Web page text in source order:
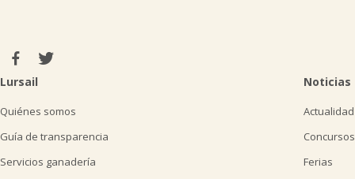
Lursail
Quiénes somos
Guía de transparencia
Servicios ganadería
Noticias
Actualidad
Concursos
Ferias